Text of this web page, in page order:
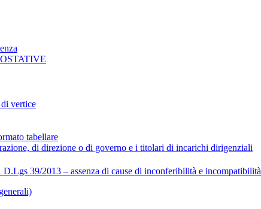
vertice
tabellare
di direzione o di governo e i titolari di incarichi dirigenziali
39/2013 – assenza di cause di inconferibilità e incompatibilità